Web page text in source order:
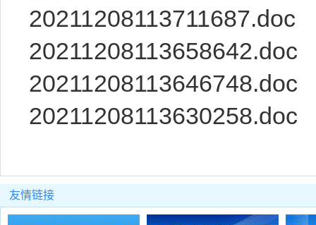
20211208113711687.doc
20211208113658642.doc
20211208113646748.doc
20211208113630258.doc
友情链接